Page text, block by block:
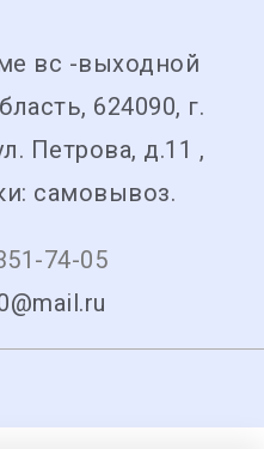
вс -выходной
624090, г.
Петрова, д.11 ,
самовывоз.
74-05